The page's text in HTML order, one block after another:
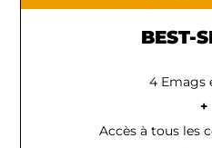
BEST-
4 Emags
+
Accès à tous les